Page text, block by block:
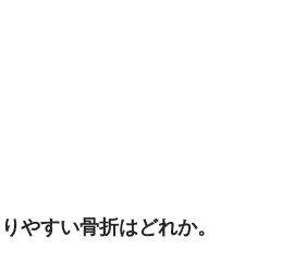
やすい骨折はどれか。